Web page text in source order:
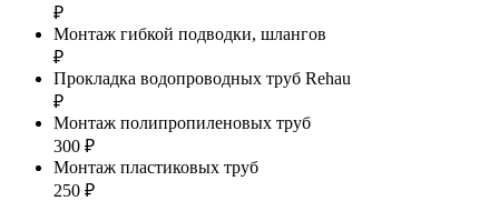
₽
Монтаж гибкой подводки, шлангов
₽
Прокладка водопроводных труб Rehau
₽
Монтаж полипропиленовых труб
300 ₽
Монтаж пластиковых труб
250 ₽